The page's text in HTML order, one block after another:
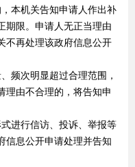
本机关告知申请人作出补
期限。申请人无正当理由
不再处理该政府信息公开
频次明显超过合理范围，
理由不合理的，将告知申
进行信访、投诉、举报等
信息公开申请处理并告知